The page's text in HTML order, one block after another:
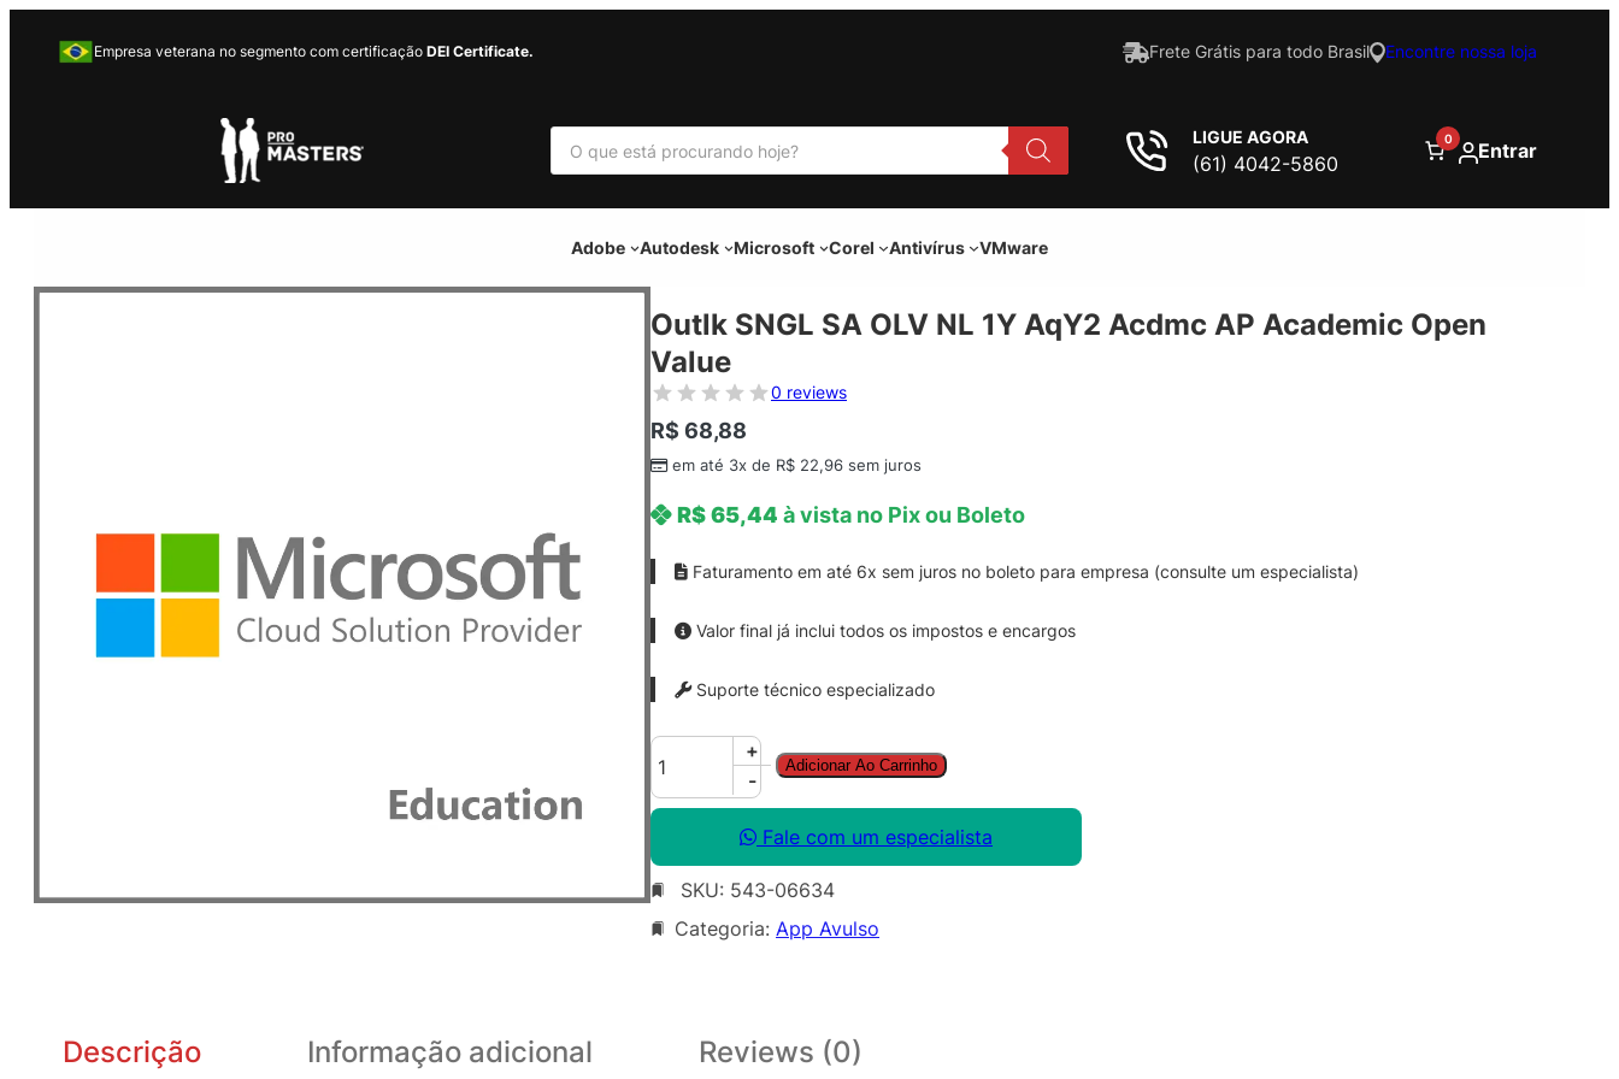
Empresa veterana no segmento com certificação DEI Certificate. Frete Grátis para todo Brasil Encontre nossa loja
P
s
u
r
LIGUE AGORA
(61) 4042-5860
0 Entrar
Adobe Autodesk Microsoft Corel Antivírus VMware
Outlk SNGL SA OLV NL 1Y AqY2 Acdmc AP Academic Open
Value
0 reviews
R$ 68,88
em até 3x de R$ 22,96 sem juros
R$65,44 à vista no Pix ou Boleto
Faturamento em até 6x sem juros no boleto para empresa (consulte um especialista)
Valor final já inclui todos os impostos e encargos
Suporte técnico especializado
O
t
k
S
N
+
-
Adicionar Ao Carrinho
Fale com um especialista
SKU: 543-06634
Categoria: App Avulso
Descrição Informação adicional Reviews (0)